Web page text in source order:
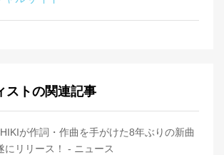
ストの関連記事
が作詞・作曲を手がけた8年ぶりの新曲
にリリース！ - ニュース